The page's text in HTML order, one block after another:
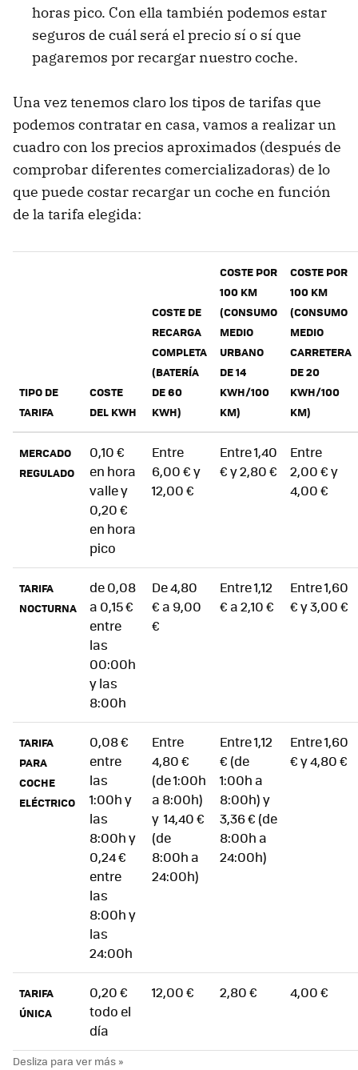
horas pico. Con ella también podemos estar
seguros de cuál será el precio sí o sí que
pagaremos por recargar nuestro coche.
Una vez tenemos claro los tipos de tarifas que
podemos contratar en casa, vamos a realizar un
cuadro con los precios aproximados (después de
comprobar diferentes comercializadoras) de lo
que puede costar recargar un coche en función
de la tarifa elegida:
TIPO DE
TARIFA
COSTE
DEL KWH
COSTE DE
RECARGA
COMPLETA
(BATERÍA
DE 60
KWH)
COSTE POR
100 KM
(CONSUMO
MEDIO
URBANO
DE 14
KWH/100
KM)
COSTE POR
100 KM
(CONSUMO
MEDIO
CARRETERA
DE 20
KWH/100
KM)
MERCADO
REGULADO
0,10 €
en hora
valle y
0,20 €
en hora
pico
Entre
6,00 € y
12,00 €
Entre 1,40
€ y 2,80 €
Entre
2,00 € y
4,00 €
TARIFA
NOCTURNA
de 0,08
a 0,15 €
entre
las
00:00h
y las
8:00h
De 4,80
€ a 9,00
€
Entre 1,12
€ a 2,10 €
Entre 1,60
€ y 3,00 €
TARIFA
PARA
COCHE
ELÉCTRICO
0,08 €
entre
las
1:00h y
las
8:00h y
0,24 €
entre
las
8:00h y
las
24:00h
Entre
4,80 €
(de 1:00h
a 8:00h)
y 14,40 €
(de
8:00h a
24:00h)
Entre 1,12
€ (de
1:00h a
8:00h) y
3,36 € (de
8:00h a
24:00h)
Entre 1,60
€ y 4,80 €
TARIFA
ÚNICA
0,20 €
todo el
día
12,00 € 2,80 € 4,00 €